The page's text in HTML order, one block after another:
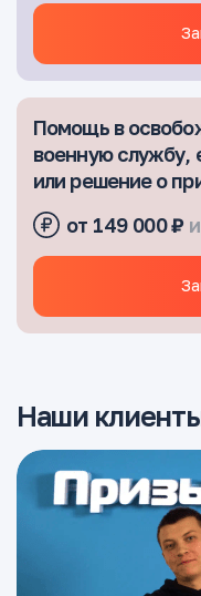
Помощь в
военную службу,
или решение о
от 149 000 ₽
Наши